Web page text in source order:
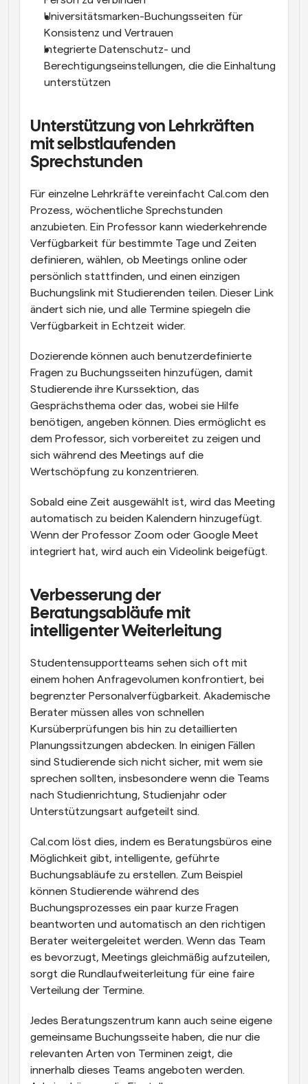
Universitätsmarken-Buchungsseiten für
Konsistenz und Vertrauen
Integrierte Datenschutz- und
Berechtigungseinstellungen, die die Einhaltung
unterstützen
Unterstützung von Lehrkräften
mit selbstlaufenden
Sprechstunden
Für einzelne Lehrkräfte vereinfacht Cal.com den
Prozess, wöchentliche Sprechstunden
anzubieten. Ein Professor kann wiederkehrende
Verfügbarkeit für bestimmte Tage und Zeiten
definieren, wählen, ob Meetings online oder
persönlich stattfinden, und einen einzigen
Buchungslink mit Studierenden teilen. Dieser Link
ändert sich nie, und alle Termine spiegeln die
Verfügbarkeit in Echtzeit wider.
Dozierende können auch benutzerdefinierte
Fragen zu Buchungsseiten hinzufügen, damit
Studierende ihre Kurssektion, das
Gesprächsthema oder das, wobei sie Hilfe
benötigen, angeben können. Dies ermöglicht es
dem Professor, sich vorbereitet zu zeigen und
sich während des Meetings auf die
Wertschöpfung zu konzentrieren.
Sobald eine Zeit ausgewählt ist, wird das Meeting
automatisch zu beiden Kalendern hinzugefügt.
Wenn der Professor Zoom oder Google Meet
integriert hat, wird auch ein Videolink beigefügt.
Verbesserung der
Beratungsabläufe mit
intelligenter Weiterleitung
Studentensupportteams sehen sich oft mit
einem hohen Anfragevolumen konfrontiert, bei
begrenzter Personalverfügbarkeit. Akademische
Berater müssen alles von schnellen
Kursüberprüfungen bis hin zu detaillierten
Planungssitzungen abdecken. In einigen Fällen
sind Studierende sich nicht sicher, mit wem sie
sprechen sollten, insbesondere wenn die Teams
nach Studienrichtung, Studienjahr oder
Unterstützungsart aufgeteilt sind.
Cal.com löst dies, indem es Beratungsbüros eine
Möglichkeit gibt, intelligente, geführte
Buchungsabläufe zu erstellen. Zum Beispiel
können Studierende während des
Buchungsprozesses ein paar kurze Fragen
beantworten und automatisch an den richtigen
Berater weitergeleitet werden. Wenn das Team
es bevorzugt, Meetings gleichmäßig aufzuteilen,
sorgt die Rundlaufweiterleitung für eine faire
Verteilung der Termine.
Jedes Beratungszentrum kann auch seine eigene
gemeinsame Buchungsseite haben, die nur die
relevanten Arten von Terminen zeigt, die
innerhalb dieses Teams angeboten werden.